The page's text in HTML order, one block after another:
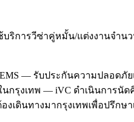
การวีซ่าคู่หมั้น/แต่งงานจำน
— รับประกันความปลอดภัย
นกรุงเทพ — iVC ดำเนินการ
งเดินทางมากรุงเทพเพื่อปรึกษ